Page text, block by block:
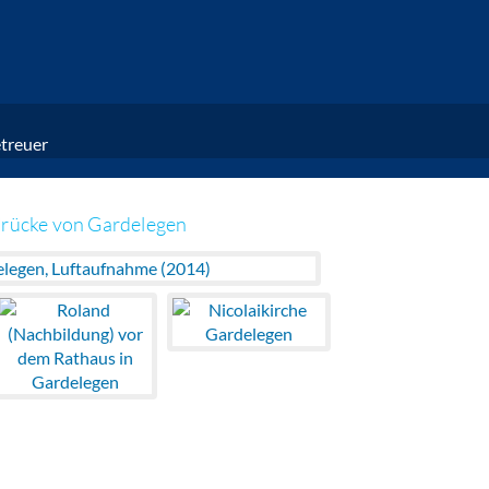
von Gardelegen